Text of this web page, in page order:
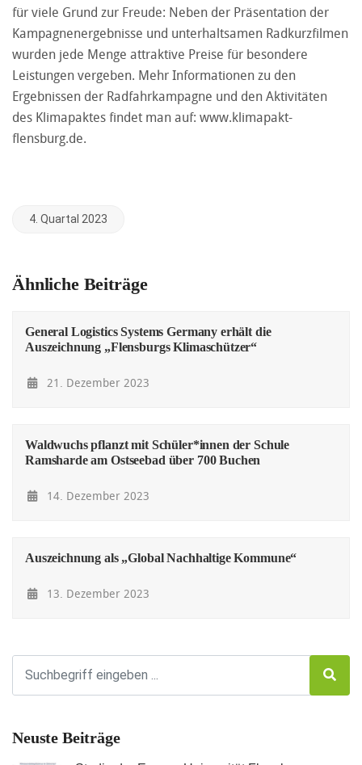
für viele Grund zur Freude: Neben der Präsentation der
Kampagnenergebnisse und unterhaltsamen Radkurzfilmen
wurden jede Menge attraktive Preise für besondere
Leistungen vergeben. Mehr Informationen zu den
Ergebnissen der Radfahrkampagne und den Aktivitäten
des Klimapaktes findet man auf: www.klimapakt-
flensburg.de.
4. Quartal 2023
Ähnliche Beiträge
General Logistics Systems Germany erhält die
Auszeichnung „Flensburgs Klimaschützer“
21. Dezember 2023
Waldwuchs pflanzt mit Schüler*innen der Schule
Ramsharde am Ostseebad über 700 Buchen
14. Dezember 2023
Auszeichnung als „Global Nachhaltige Kommune“
13. Dezember 2023
Neuste Beiträge